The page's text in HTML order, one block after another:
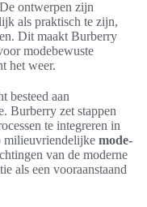
ontwerpen zijn
als praktisch te zijn,
Dit maakt Burberry
modebewuste
het weer.
besteed aan
Burberry zet stappen
te integreren in
milieuvriendelijke mode-
van de moderne
als een vooraanstaand